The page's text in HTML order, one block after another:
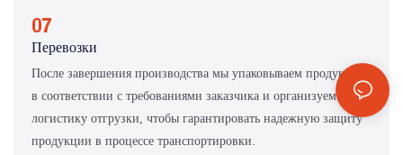
07
Перевозки
После завершения производства мы упаковываем продукцию
в соответствии с требованиями заказчика и организуем
логистику отгрузки, чтобы гарантировать надежную защиту
продукции в процессе транспортировки.